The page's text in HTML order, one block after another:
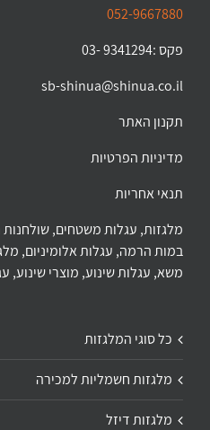
052-9667880
פקס :9341294 -03
sb-shinua@shinua.co.il
תקנון האתר
מדיניות הפרטיות
תנאי אחריות
מלגזות, עגלות משטחים,
במות הרמה, עגלות אלומיניום,
משא, עגלות שינוע, מוצרי שינוע,
כל סוגי המלגזות
מלגזות חשמליות למכירה
מלגזות דיזל